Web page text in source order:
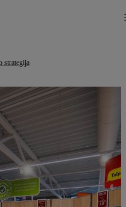
strategija